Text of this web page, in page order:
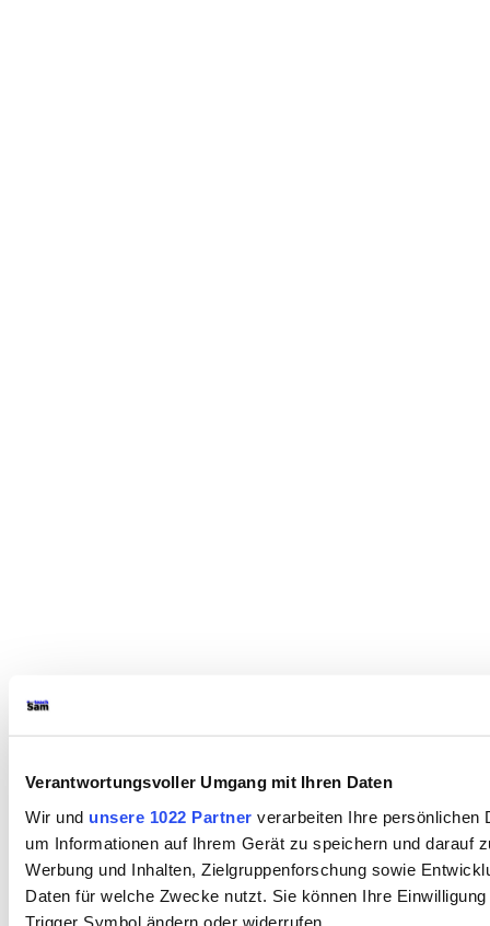
Verantwortungsvoller Umgang mit Ihren Daten
Wir und unsere 1022 Partner verarbeiten Ihre persönlichen
um Informationen auf Ihrem Gerät zu speichern und darauf
Werbung und Inhalten, Zielgruppenforschung sowie
Daten für welche Zwecke nutzt. Sie können Ihre
Trigger Symbol ändern oder widerrufen